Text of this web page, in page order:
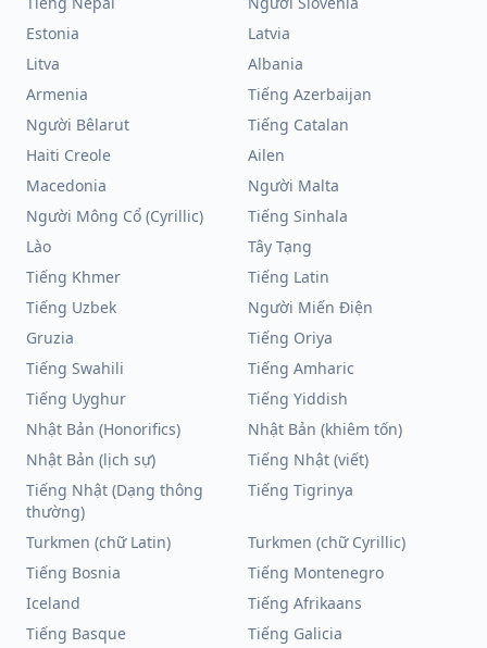
Estonia
Latvia
Litva
Albania
Armenia
Tiếng Azerbaijan
Người Bêlarut
Tiếng Catalan
Haiti Creole
Ailen
Macedonia
Người Malta
Người Mông Cổ (Cyrillic)
Tiếng Sinhala
Lào
Tây Tạng
Tiếng Khmer
Tiếng Latin
Tiếng Uzbek
Người Miến Điện
Gruzia
Tiếng Oriya
Tiếng Swahili
Tiếng Amharic
Tiếng Uyghur
Tiếng Yiddish
Nhật Bản (Honorifics)
Nhật Bản (khiêm tốn)
Nhật Bản (lịch sự)
Tiếng Nhật (viết)
Tiếng Nhật (Dạng thông
thường)
Tiếng Tigrinya
Turkmen (chữ Latin)
Turkmen (chữ Cyrillic)
Tiếng Bosnia
Tiếng Montenegro
Iceland
Tiếng Afrikaans
Tiếng Basque
Tiếng Galicia